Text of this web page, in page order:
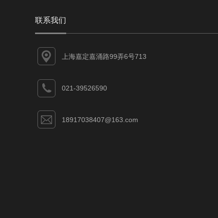
联系我们
上海嘉定嘉涌路99弄6号713
021-39526590
18917038407@163.com